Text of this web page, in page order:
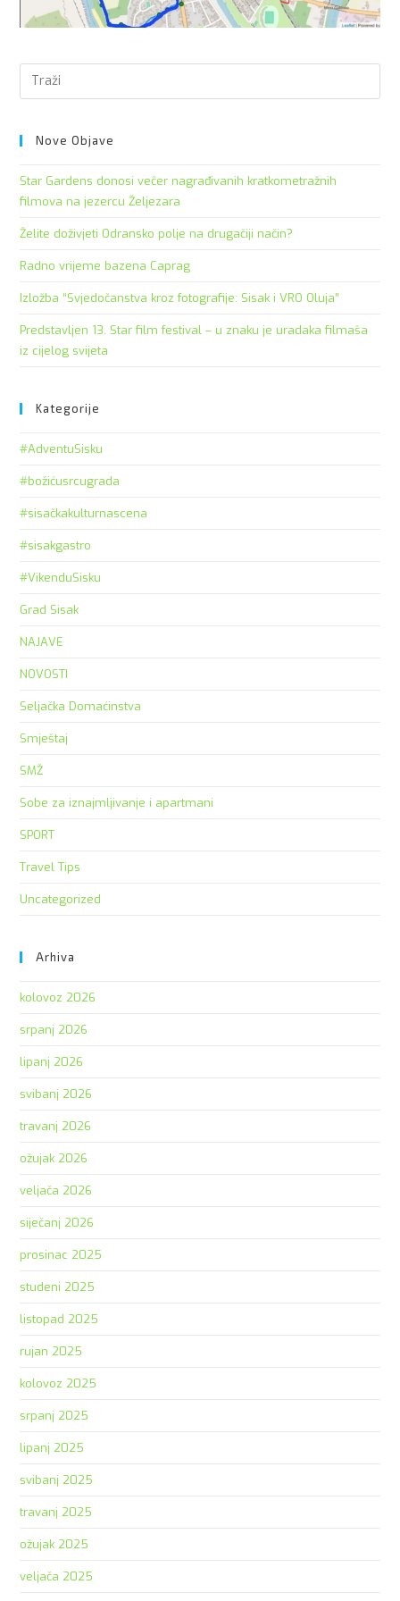
Nove Objave
Star Gardens donosi večer nagrađivanih kratkometražnih
filmova na jezercu Željezara
Želite doživjeti Odransko polje na drugačiji način?
Radno vrijeme bazena Caprag
Izložba “Svjedočanstva kroz fotografije: Sisak i VRO Oluja”
Predstavljen 13. Star film festival – u znaku je uradaka filmaša
iz cijelog svijeta
Kategorije
#AdventuSisku
#božićusrcugrada
#sisačkakulturnascena
#sisakgastro
#VikenduSisku
Grad Sisak
NAJAVE
NOVOSTI
Seljačka Domaćinstva
Smještaj
SMŽ
Sobe za iznajmljivanje i apartmani
SPORT
Travel Tips
Uncategorized
Arhiva
kolovoz 2026
srpanj 2026
lipanj 2026
svibanj 2026
travanj 2026
ožujak 2026
veljača 2026
siječanj 2026
prosinac 2025
studeni 2025
listopad 2025
rujan 2025
kolovoz 2025
srpanj 2025
lipanj 2025
svibanj 2025
travanj 2025
ožujak 2025
veljača 2025